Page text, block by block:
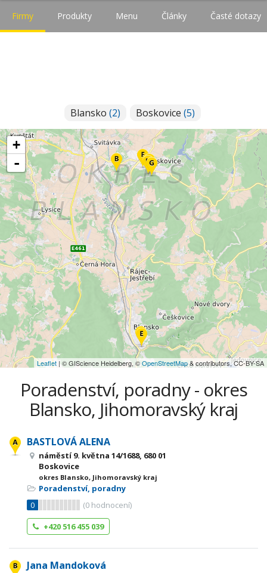
Firmy Produkty Menu Články Časté dotazy
Blansko (2) Boskovice (5)
+
-
Leaflet | © GIScience Heidelberg, ©OpenStreetMap& contributors, CC-BY-SA
Poradenství, poradny - okres
Blansko, Jihomoravský kraj
BASTLOVÁ ALENA
náměstí 9. května 14/1688, 680 01
Boskovice
okres Blansko, Jihomoravský kraj
Poradenství, poradny
0
(0 hodnocení)
+420 516 455 039
Jana Mandoková